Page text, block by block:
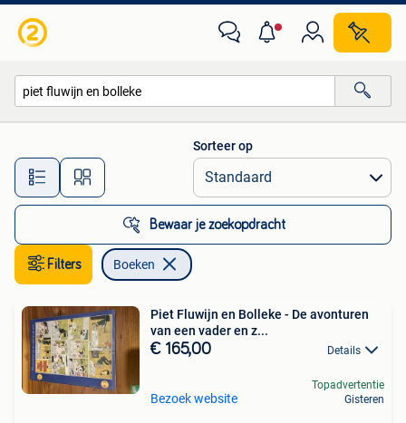
Alle afstanden…
Sorteer op
Bewaar je zoekopdracht
Filters Boeken
Piet Fluwijn en Bolleke - De avonturen
van een vader en z...
€ 165,00 Details
Bezoek website
Topadvertentie
Gisteren